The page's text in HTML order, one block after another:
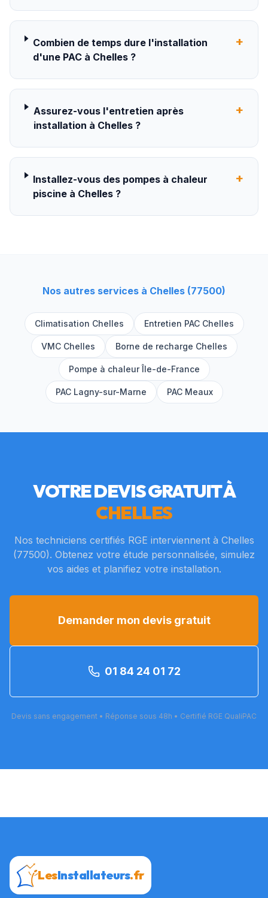
Combien de temps dure l'installation
d'une PAC à Chelles ?
+
Assurez-vous l'entretien après
installation à Chelles ?
+
Installez-vous des pompes à chaleur
piscine à Chelles ?
+
Nos autres services à Chelles (77500)
Climatisation Chelles Entretien PAC Chelles
VMC Chelles Borne de recharge Chelles
Pompe à chaleur Île-de-France
PAC Lagny-sur-Marne PAC Meaux
VOTRE DEVIS GRATUIT À
CHELLES
Nos techniciens certifiés RGE interviennent à Chelles
(77500). Obtenez votre étude personnalisée, simulez
vos aides et planifiez votre installation.
Demander mon devis gratuit
01 84 24 01 72
Devis sans engagement • Réponse sous 48h • Certifié RGE QualiPAC
LesInstallateurs.fr